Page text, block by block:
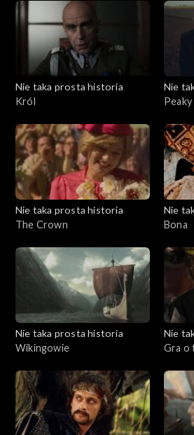
Nie taka prosta historia
Król
Nie
Nie taka prosta historia
The Crown
Nie
Bona
Nie taka prosta historia
Wikingowie
Nie
Gra o